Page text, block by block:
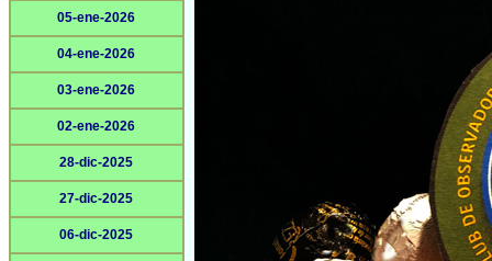
05-ene-2026
04-ene-2026
03-ene-2026
02-ene-2026
28-dic-2025
27-dic-2025
06-dic-2025